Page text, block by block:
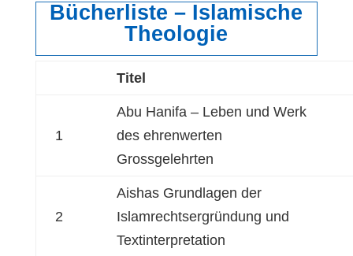
Bücherliste – Islamische
Theologie
Titel
1
Abu Hanifa – Leben und Werk
des ehrenwerten
Grossgelehrten
2
Aishas Grundlagen der
Islamrechtsergründung und
Textinterpretation